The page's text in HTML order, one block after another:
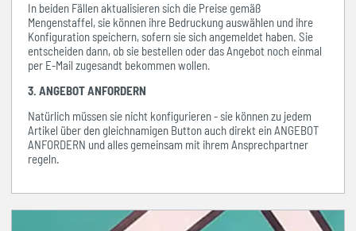
In beiden Fällen aktualisieren sich die Preise gemäß
Mengenstaffel, sie können ihre Bedruckung auswählen und ihre
Konfiguration speichern, sofern sie sich angemeldet haben. Sie
entscheiden dann, ob sie bestellen oder das Angebot noch einmal
per E-Mail zugesandt bekommen wollen.
3. ANGEBOT ANFORDERN
Natürlich müssen sie nicht konfigurieren - sie können zu jedem
Artikel über den gleichnamigen Button auch direkt ein ANGEBOT
ANFORDERN und alles gemeinsam mit ihrem Ansprechpartner
regeln.